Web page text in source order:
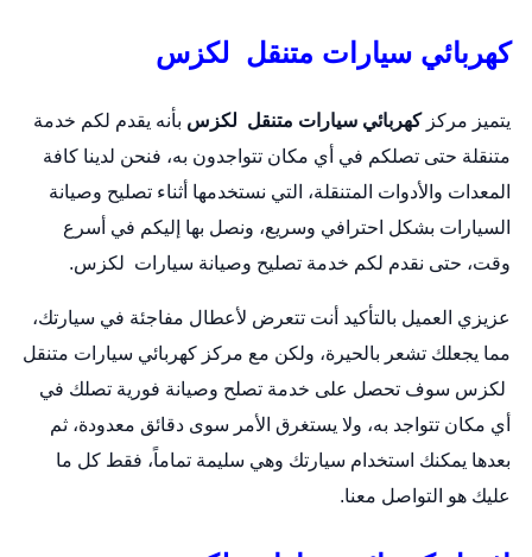
كهربائي سيارات متنقل لكزس
يتميز مركزكهربائي سيارات متنقل لكزس بأنه يقدم لكم خدمة
متنقلة حتى تصلكم في أي مكان تتواجدون به، فنحن لدينا كافة
المعدات والأدوات المتنقلة، التي نستخدمها أثناء تصليح وصيانة
السيارات بشكل احترافي وسريع، ونصل بها إليكم في أسرع
وقت، حتى نقدم لكم خدمة تصليح وصيانة سيارات لكزس.
عزيزي العميل بالتأكيد أنت تتعرض لأعطال مفاجئة في سيارتك،
مما يجعلك تشعر بالحيرة، ولكن مع مركز كهربائي سيارات متنقل
لكزس سوف تحصل على خدمة تصلح وصيانة فورية تصلك في
أي مكان تتواجد به، ولا يستغرق الأمر سوى دقائق معدودة، ثم
بعدها يمكنك استخدام سيارتك وهي سليمة تماماً، فقط كل ما
عليك هو التواصل معنا.